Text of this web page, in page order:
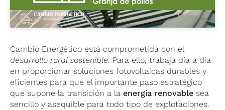
Cambio Energético está comprometida con el
desarrollo rural sostenible. Para ello, trabaja día a día
en proporcionar soluciones fotovoltaicas durables y
eficientes para que el importante paso estratégico
que supone la transición a laenergía renovable sea
sencillo y asequible para todo tipo de explotaciones.